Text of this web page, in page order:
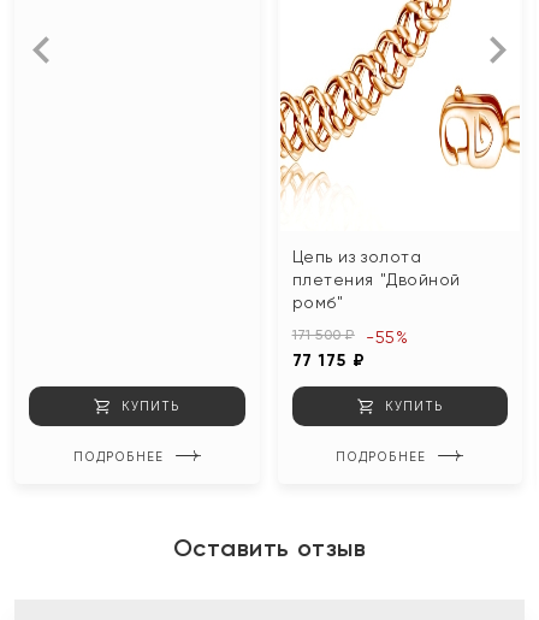
КУПИТЬ
ПОДРОБНЕЕ
Цепь из золота
плетения "Двойной
ромб"
171 500 ₽
77 175 ₽
-55%
КУПИТЬ
ПОДРОБНЕЕ
Оставить отзыв